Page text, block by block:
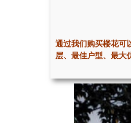
通过我们购买楼花可
层、最佳户型、最大